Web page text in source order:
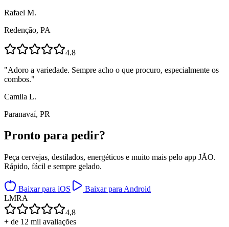
Rafael M.
Redenção, PA
4.8
"Adoro a variedade. Sempre acho o que procuro, especialmente os
combos."
Camila L.
Paranavaí, PR
Pronto para pedir?
Peça cervejas, destilados, energéticos e muito mais pelo app JÃO.
Rápido, fácil e sempre gelado.
Baixar para iOS
Baixar para Android
LMRA
4,8
+ de 12 mil avaliações